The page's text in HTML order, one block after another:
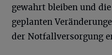
gewahrt bleiben und
geplanten
der Notfallversorgung